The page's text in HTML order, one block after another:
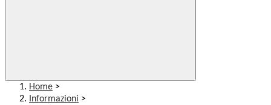
Home >
Informazioni >